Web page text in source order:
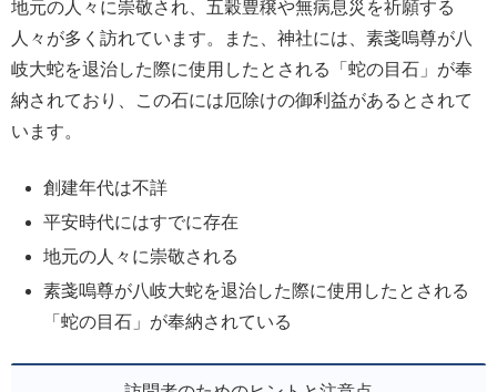
地元の人々に崇敬され、五穀豊穣や無病息災を祈願する
人々が多く訪れています。また、神社には、素戔嗚尊が八
岐大蛇を退治した際に使用したとされる「蛇の目石」が奉
納されており、この石には厄除けの御利益があるとされて
います。
創建年代は不詳
平安時代にはすでに存在
地元の人々に崇敬される
素戔嗚尊が八岐大蛇を退治した際に使用したとされる
「蛇の目石」が奉納されている